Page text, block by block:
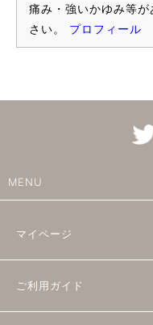
痛み・強いかゆみ等
さい。 プロフィール
MENU
マイページ
ご利用ガイド